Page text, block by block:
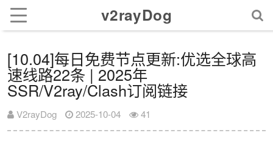
v2rayDog
[10.04]每日免费节点更新:优选全球高
速线路22条 | 2025年
SSR/V2ray/Clash订阅链接
V2rayDog 2025-10-04 41